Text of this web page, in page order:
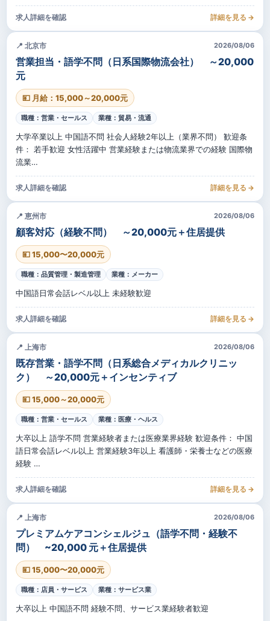
求人詳細を確認 詳細を見る →
📍 北京市 2026/08/06
営業担当・語学不問（日系国際物流会社） ～20,000
元
💴 月給：15,000～20,000元
職種：営業・セールス 業種：貿易・流通
大学卒業以上 中国語不問 社会人経験2年以上（業界不問） 歓迎条
件： 若手歓迎 女性活躍中 営業経験または物流業界での経験 国際物
流業…
求人詳細を確認 詳細を見る →
📍 恵州市 2026/08/06
顧客対応（経験不問） ～20,000元＋住居提供
💴 15,000〜20,000元
職種：品質管理・製造管理 業種：メーカー
中国語日常会話レベル以上 未経験歓迎
求人詳細を確認 詳細を見る →
📍 上海市 2026/08/06
既存営業・語学不問（日系総合メディカルクリニッ
ク） ～20,000元＋インセンティブ
💴 15,000～20,000元
職種：営業・セールス 業種：医療・ヘルス
大卒以上 語学不問 営業経験者または医療業界経験 歓迎条件： 中国
語日常会話レベル以上 営業経験3年以上 看護師・栄養士などの医療
経験 …
求人詳細を確認 詳細を見る →
📍 上海市 2026/08/06
プレミアムケアコンシェルジュ（語学不問・経験不
問） ~20,000 元＋住居提供
💴 15,000〜20,000元
職種：店員・サービス 業種：サービス業
大卒以上 中国語不問 経験不問、サービス業経験者歓迎